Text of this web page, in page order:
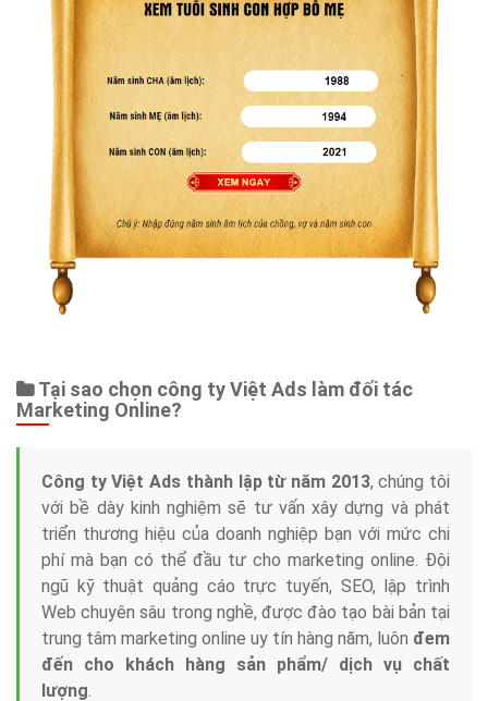
Tại sao chọn công ty Việt Ads làm đối tác
Marketing Online?
Công ty Việt Ads thành lập từ năm 2013, chúng tôi
với bề dày kinh nghiệm sẽ tư vấn xây dựng và phát
triển thương hiệu của doanh nghiệp bạn với mức chi
phí mà bạn có thể đầu tư cho marketing online. Đội
ngũ kỹ thuật quảng cáo trực tuyến, SEO, lập trình
Web chuyên sâu trong nghề, được đào tạo bài bản tại
trung tâm marketing online uy tín hàng năm, luôn đem
đến cho khách hàng sản phẩm/ dịch vụ chất
lượng.